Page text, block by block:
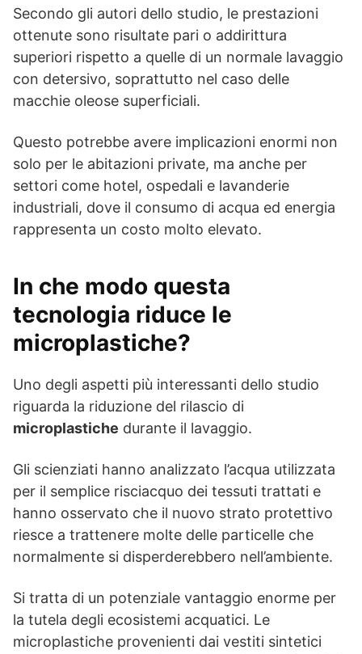
Secondo gli autori dello studio, le prestazioni
ottenute sono risultate pari o addirittura
superiori rispetto a quelle di un normale lavaggio
con detersivo, soprattutto nel caso delle
macchie oleose superficiali.
Questo potrebbe avere implicazioni enormi non
solo per le abitazioni private, ma anche per
settori come hotel, ospedali e lavanderie
industriali, dove il consumo di acqua ed energia
rappresenta un costo molto elevato.
In che modo questa
tecnologia riduce le
microplastiche?
Uno degli aspetti più interessanti dello studio
riguarda la riduzione del rilascio di
microplastiche durante il lavaggio.
Gli scienziati hanno analizzato l’acqua utilizzata
per il semplice risciacquo dei tessuti trattati e
hanno osservato che il nuovo strato protettivo
riesce a trattenere molte delle particelle che
normalmente si disperderebbero nell’ambiente.
Si tratta di un potenziale vantaggio enorme per
la tutela degli ecosistemi acquatici. Le
microplastiche provenienti dai vestiti sintetici